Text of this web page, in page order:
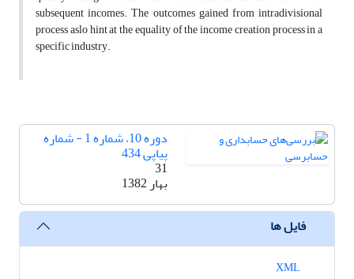
subsequent incomes. The outcomes gained from intradivisional
process aslo hint at the equality of the income creation process in a
specific industry.
دوره 10، شماره 1 - شماره
پیاپی 434
31
بهار 1382
فایل ها